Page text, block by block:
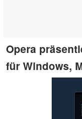
Opera
für Windows,